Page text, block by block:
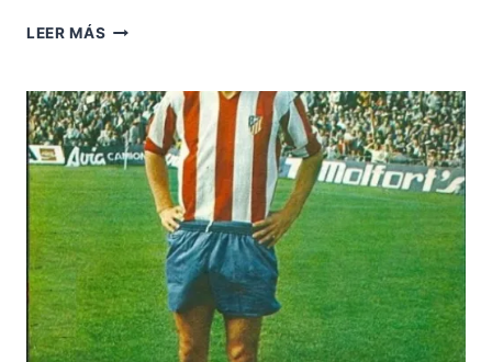
LEER MÁS GRANDES
BALOMPIÉ.
PIRU
GAÍNZA.